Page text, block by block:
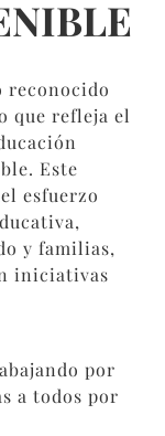
reconocido
que refleja el
Este
esfuerzo
y familias,
iniciativas
por
a todos por